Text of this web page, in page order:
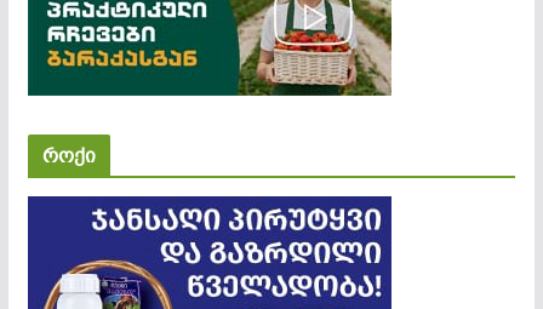
როქი